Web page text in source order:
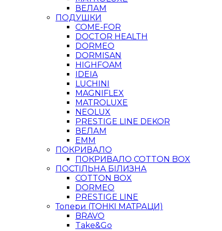
ВЕЛАМ
ПОДУШКИ
COME-FOR
DOCTOR HEALTH
DORMEO
DORMISAN
HIGHFOAM
IDEIA
LUCHINI
MAGNIFLEX
MATROLUXE
NEOLUX
PRESTIGE LINE DEKOR
ВЕЛАМ
ЕММ
ПОКРИВАЛО
ПОКРИВАЛО COTTON BOX
ПОСТІЛЬНА БІЛИЗНА
COTTON BOX
DORMEO
PRESTIGE LINE
Топери (ТОНКІ МАТРАЦИ)
BRAVO
Take&Go